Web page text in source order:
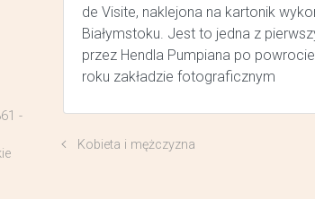
de Visite, naklejona na kartonik
Białymstoku. Jest to jedna z
przez Hendla Pumpiana po
roku zakładzie fotograficznym
Kobieta i mężczyzna
-